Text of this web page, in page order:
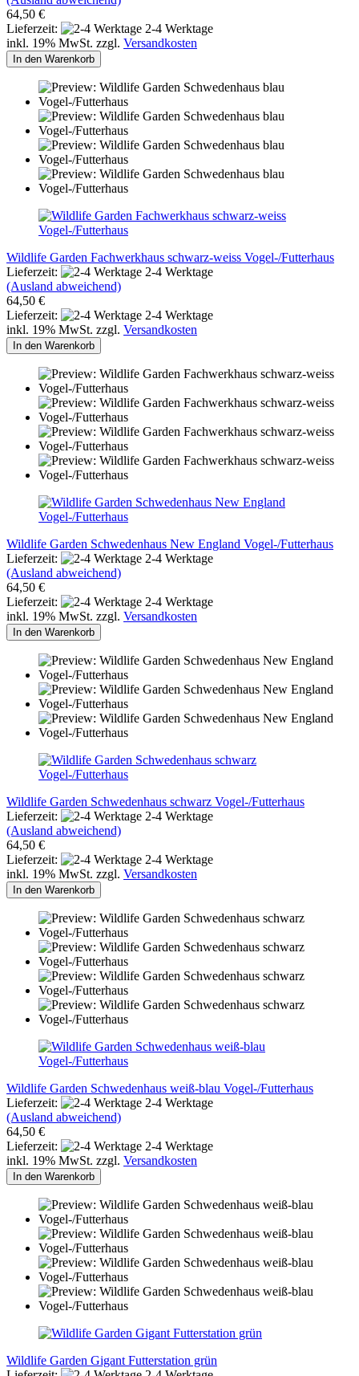
64,50 €
Lieferzeit:
2-4 Werktage
inkl. 19% MwSt. zzgl. Versandkosten
In den Warenkorb
Wildlife Garden Fachwerkhaus schwarz-weiss Vogel-/Futterhaus
Lieferzeit:
2-4 Werktage
(Ausland abweichend)
64,50 €
Lieferzeit:
2-4 Werktage
inkl. 19% MwSt. zzgl. Versandkosten
In den Warenkorb
Wildlife Garden Schwedenhaus New England Vogel-/Futterhaus
Lieferzeit:
2-4 Werktage
(Ausland abweichend)
64,50 €
Lieferzeit:
2-4 Werktage
inkl. 19% MwSt. zzgl. Versandkosten
In den Warenkorb
Wildlife Garden Schwedenhaus schwarz Vogel-/Futterhaus
Lieferzeit:
2-4 Werktage
(Ausland abweichend)
64,50 €
Lieferzeit:
2-4 Werktage
inkl. 19% MwSt. zzgl. Versandkosten
In den Warenkorb
Wildlife Garden Schwedenhaus weiß-blau Vogel-/Futterhaus
Lieferzeit:
2-4 Werktage
(Ausland abweichend)
64,50 €
Lieferzeit:
2-4 Werktage
inkl. 19% MwSt. zzgl. Versandkosten
In den Warenkorb
Wildlife Garden Gigant Futterstation grün